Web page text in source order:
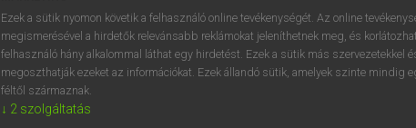
BELÉPÉS
próbaverziójának
regisztrálok ésbelépek.
REGISZTRÁCIÓ
Ezek a sütik nyomon követik a felhasználó online tevékenységét. Az online
megismerésével a hirdetők relevánsabb reklámokat jeleníthetnek meg, és
felhasználó hány alkalommal láthat egy hirdetést. Ezek a sütik más szervezetekkel
megoszthatják ezeket az információkat. Ezek állandó sütik, amelyek szinte mindig
féltől származnak.
↓ 2 szolgáltatás